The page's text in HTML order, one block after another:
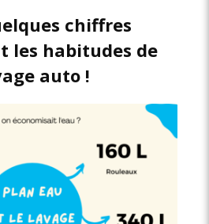
chiffres
les habitudes de
auto !